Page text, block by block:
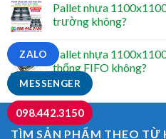
Pallet nhựa
trường không?
Pallet nhựa
thống FIFO không?
TÌM SẢN PHẨM THEO TỪ
MESSENGER
ZALO
098.442.3150